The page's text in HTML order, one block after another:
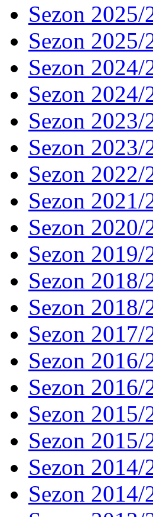
Sezon 2025/
Sezon
Sezon 2024/
Sezon
Sezon 2023/
Sezon
Sezon 2022/
Sezon 2021/
Sezon 2020/
Sezon 2019/
Sezon 2018/
Sezon
Sezon 2017/
Sezon 2016/
Sezon
Sezon 2015/
Sezon
Sezon 2014/
Sezon